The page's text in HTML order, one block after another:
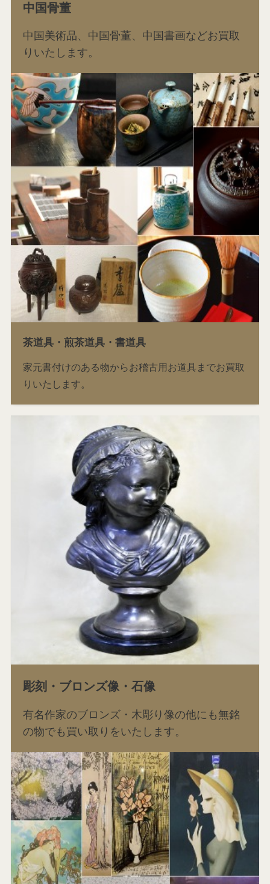
中国骨董
中国美術品、中国骨董、中国書画などお買取
りいたします。
茶道具・煎茶道具・書道具
家元書付けのある物からお稽古用お道具までお買取
りいたします。
彫刻・ブロンズ像・石像
有名作家のブロンズ・木彫り像の他にも無銘
の物でも買い取りをいたします。